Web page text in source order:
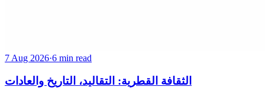
7 Aug 2026·6 min read
الثقافة القطرية: التقاليد، التاريخ والعادات